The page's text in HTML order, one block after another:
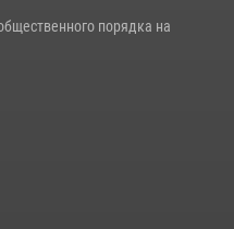
порядка на